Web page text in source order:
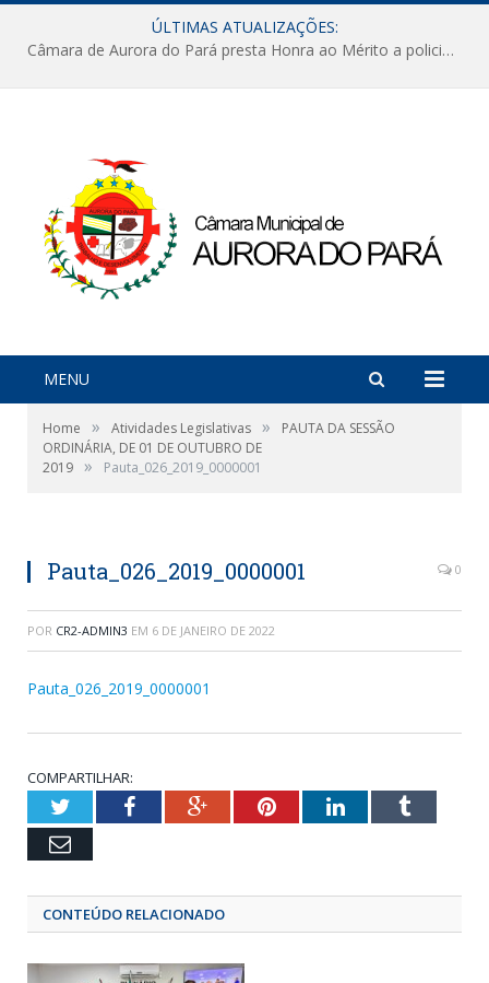
ÚLTIMAS ATUALIZAÇÕES:
Câmara de Aurora do Pará presta Honra ao Mérito a policiais militares em sessão marcada por reconhecimento e emoção
MENU
Home » Atividades Legislativas »
PAUTA DA SESSÃO
ORDINÁRIA, DE 01 DE OUTUBRO DE
2019 » Pauta_026_2019_0000001
Pauta_026_2019_0000001 0
POR CR2-ADMIN3 EM 6 DE JANEIRO DE 2022
Pauta_026_2019_0000001
COMPARTILHAR:
TwitterFacebookGoogle+PinterestLinkedInTumblr
Email
CONTEÚDO RELACIONADO